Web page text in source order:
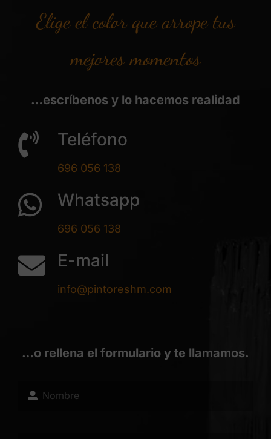
Elige el color que arrope tus
mejores momentos
…escríbenos y lo hacemos realidad
Teléfono
696 056 138
Whatsapp
696 056 138
E-mail
info@pintoreshm.com
…o rellena el formulario y te llamamos.